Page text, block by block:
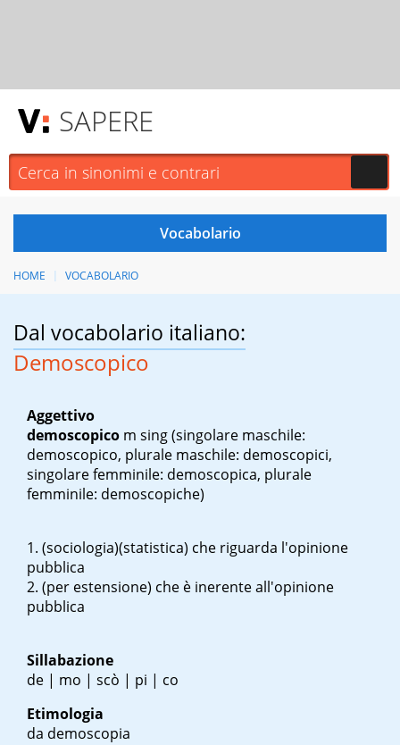
SAPERE
HOME VOCABOLARIO
Dal vocabolario italiano:
Demoscopico
Aggettivo
demoscopico m sing(singolare maschile:
demoscopico, plurale maschile: demoscopici,
singolare femminile: demoscopica, plurale
femminile: demoscopiche)
(sociologia)(statistica) che riguarda l'opinione
pubblica
(per estensione) che è inerente all'opinione
pubblica
Sillabazione
de | mo | scò | pi | co
Etimologia
da demoscopia